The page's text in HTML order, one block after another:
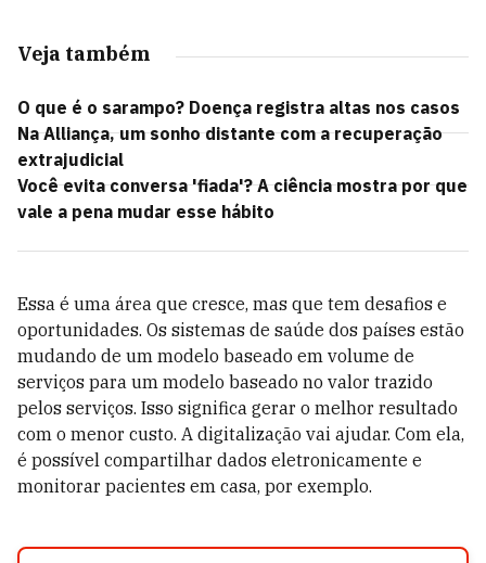
Veja também
O que é o sarampo? Doença registra altas nos casos
Na Alliança, um sonho distante com a recuperação
extrajudicial
Você evita conversa 'fiada'? A ciência mostra por que
vale a pena mudar esse hábito
Essa é uma área que cresce, mas que tem desafios e
oportunidades. Os sistemas de saúde dos países estão
mudando de um modelo baseado em volume de
serviços para um modelo baseado no valor trazido
pelos serviços. Isso significa gerar o melhor resultado
com o menor custo. A digitalização vai ajudar. Com ela,
é possível compartilhar dados eletronicamente e
monitorar pacientes em casa, por exemplo.